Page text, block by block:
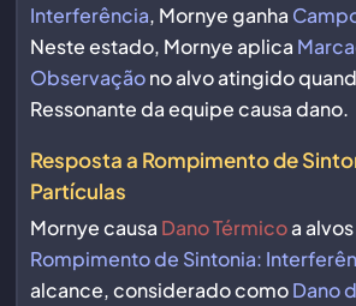
Interferência, Mornye ganha
Neste estado, Mornye aplica
Observaçãono alvo atingido
Ressonante da equipe causa dano.
Resposta a Rompimento de
Partículas
Mornye causa Dano Térmicoa
Rompimento de Sintonia:
alcance, considerado comoDano